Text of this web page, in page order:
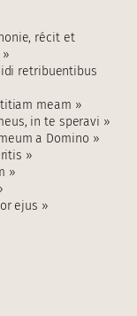
récit et
retribuentibus
meam »
in te speravi »
a Domino »
»
»
ejus »